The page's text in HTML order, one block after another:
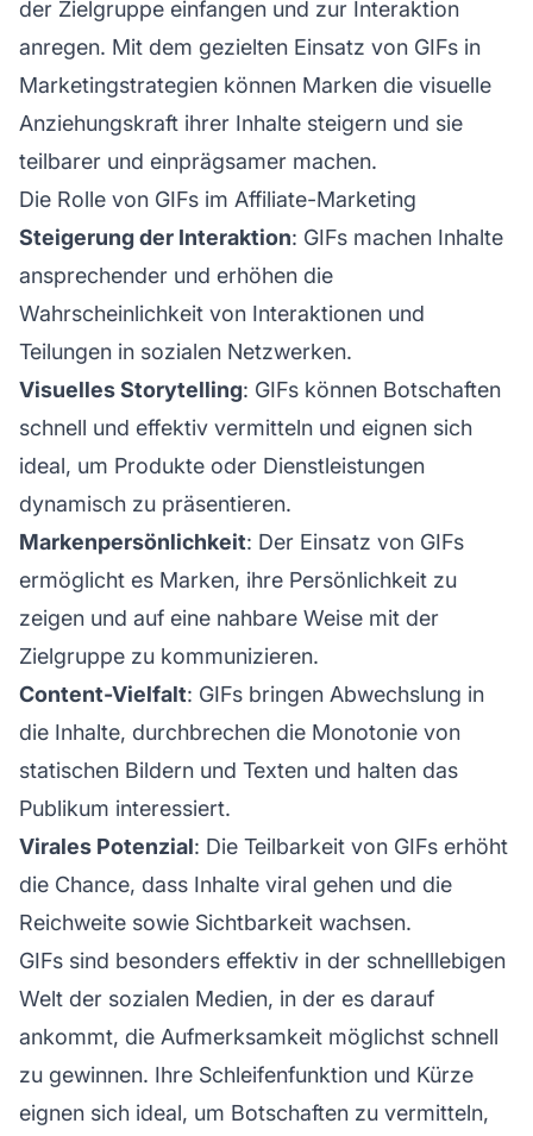
der Zielgruppe einfangen und zur Interaktion
anregen. Mit dem gezielten Einsatz von GIFs in
Marketingstrategien können Marken die visuelle
Anziehungskraft ihrer Inhalte steigern und sie
teilbarer und einprägsamer machen.
Die Rolle von GIFs im Affiliate-Marketing
Steigerung der Interaktion: GIFs machen Inhalte
ansprechender und erhöhen die
Wahrscheinlichkeit von Interaktionen und
Teilungen in sozialen Netzwerken.
Visuelles Storytelling: GIFs können Botschaften
schnell und effektiv vermitteln und eignen sich
ideal, um Produkte oder Dienstleistungen
dynamisch zu präsentieren.
Markenpersönlichkeit: Der Einsatz von GIFs
ermöglicht es Marken, ihre Persönlichkeit zu
zeigen und auf eine nahbare Weise mit der
Zielgruppe zu kommunizieren.
Content-Vielfalt: GIFs bringen Abwechslung in
die Inhalte, durchbrechen die Monotonie von
statischen Bildern und Texten und halten das
Publikum interessiert.
Virales Potenzial: Die Teilbarkeit von GIFs erhöht
die Chance, dass Inhalte viral gehen und die
Reichweite sowie Sichtbarkeit wachsen.
GIFs sind besonders effektiv in der schnelllebigen
Welt der sozialen Medien, in der es darauf
ankommt, die Aufmerksamkeit möglichst schnell
zu gewinnen. Ihre Schleifenfunktion und Kürze
eignen sich ideal, um Botschaften zu vermitteln,